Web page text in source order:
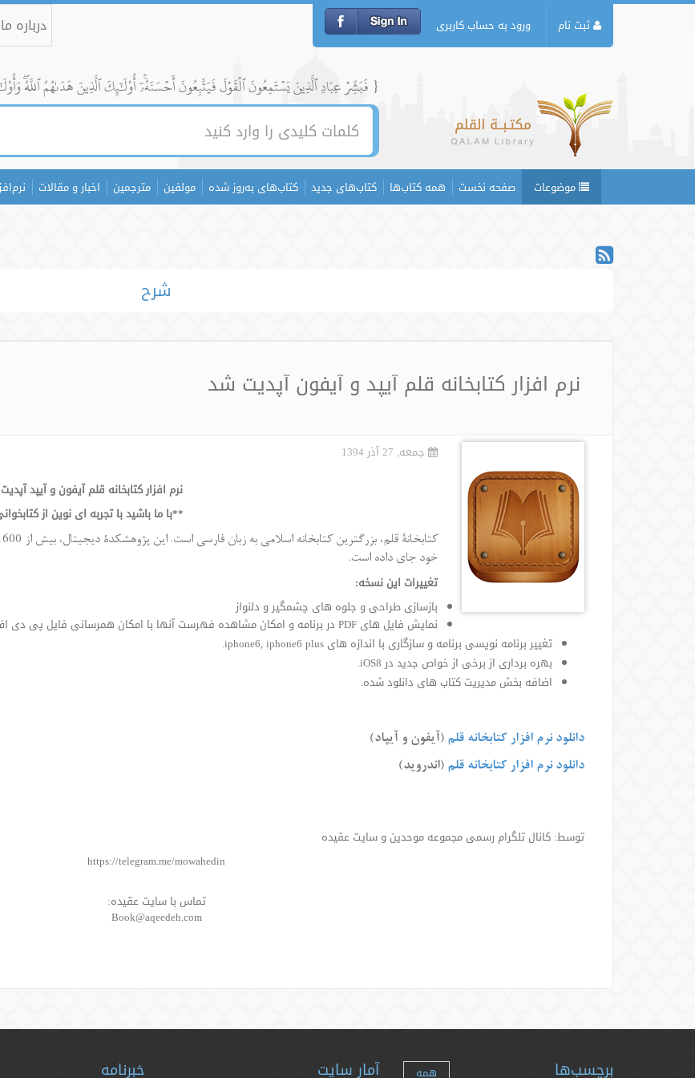
ثبت نام ورود به حساب کاربری درباره ما
{ فَبَشِّرۡ عِبَادِ ٱلَّذِينَ يَسۡتَمِعُونَ ٱلۡقَوۡلَ فَيَتَّبِعُونَ أَحۡسَنَهُۥٓۚ أُوْلَٰٓئِكَ ٱلَّذِينَ هَدَىٰهُمُ ٱللَّهُۖ
موضوعات صفحه نخست همه کتاب‌ها کتاب‌های جدید کتاب‌های به‌روز شده مولفین مترجمین اخبار و مقالات
شرح
نرم افزار کتابخانه قلم آیپد و آیفون آپدیت شد
جمعه, 27 آذر 1394
نرم افزار کتابخانه قلم آیفون و آیپد
**با ما باشید با تجربه ای نوین از
خود جای داده است.
تغییرات این نسخه:
بازسازی طراحی و جلوه های چشمگیر و دلنواز
نمایش فایل های PDF در برنامه و امکان مشاهده فهرست آنها با امکان همرسانی فایل پی دی اف از طریق ایمیل و غیره.
تغییر برنامه نویسی برنامه و سازگاری با اندازه های iphone6, iphone6 plus.
بهره برداری از برخی از خواص جدید در iOS8.
اضافه بخش مدیریت کتاب های دانلود شده.
دانلود نرم افزار کتابخانه قلم(آیفون و آیپاد)
دانلود نرم افزار کتابخانه قلم(اندروید)
توسط: کانال تلگرام رسمی مجموعه موحدین و سایت عقیده
https://telegram.me/mowahedin
تماس با سایت عقیده:
Book@aqeedeh.com
برچسب‌ها همه آمار سایت خبرنامه